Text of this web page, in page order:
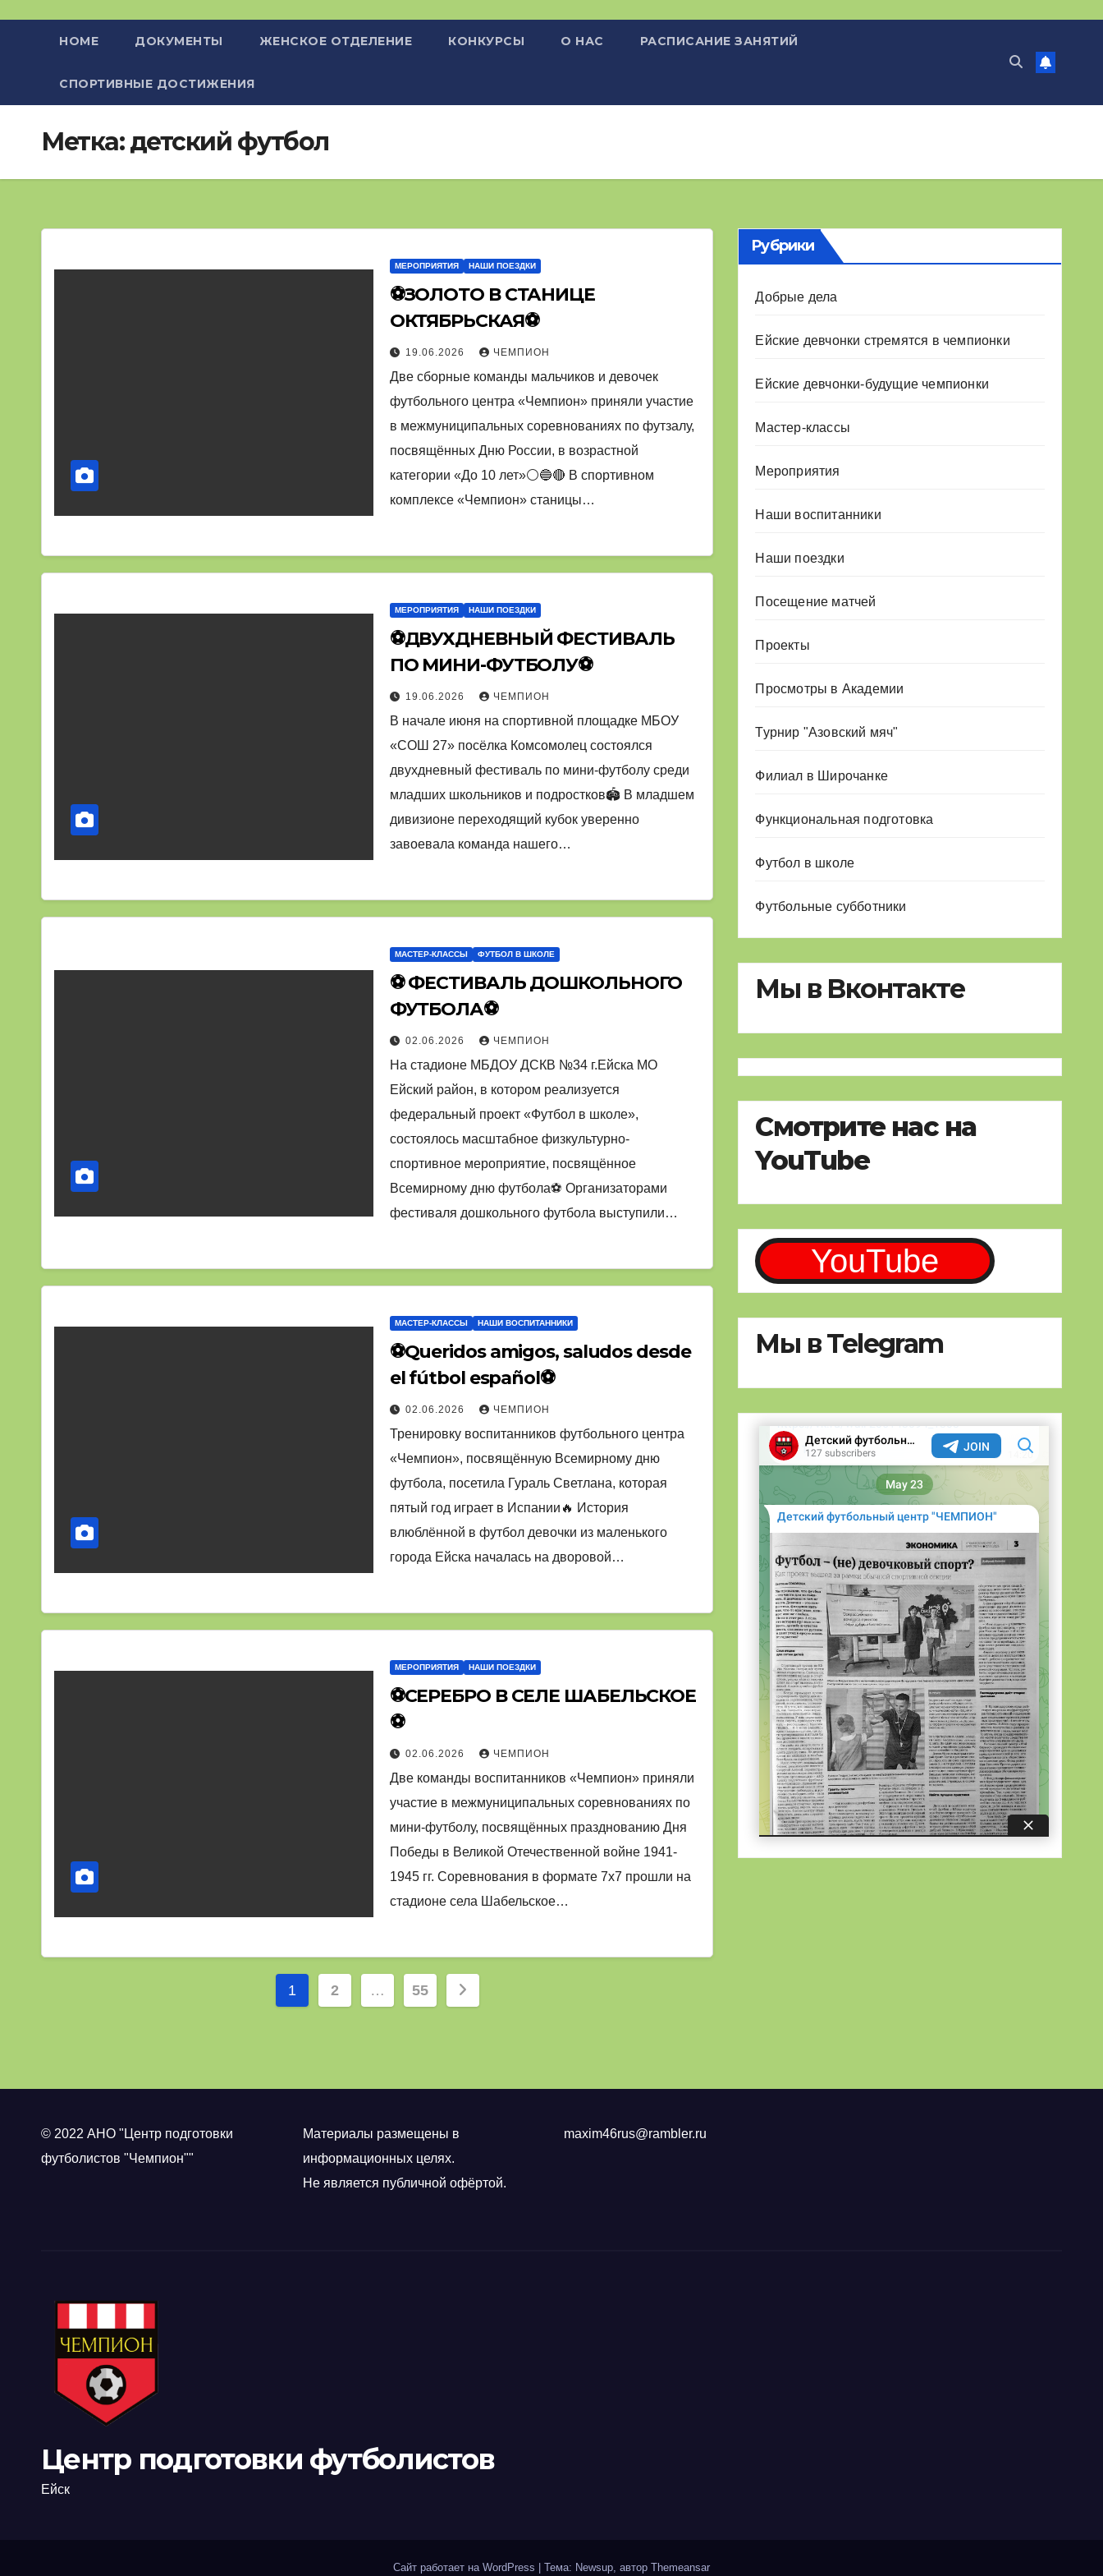
HOME ДОКУМЕНТЫ ЖЕНСКОЕ ОТДЕЛЕНИЕ КОНКУРСЫ О НАС РАСПИСАНИЕ ЗАНЯТИЙ
СПОРТИВНЫЕ ДОСТИЖЕНИЯ
Метка:детский футбол
МЕРОПРИЯТИЯ НАШИ ПОЕЗДКИ
⚽ЗОЛОТО В СТАНИЦЕ
ОКТЯБРЬСКАЯ⚽
19.06.2026 ЧЕМПИОН
Две сборные команды мальчиков и девочек
футбольного центра «Чемпион» приняли участие
в межмуниципальных соревнованиях по футзалу,
посвящённых Дню России, в возрастной
категории «До 10 лет»⚪🔵🔴 В спортивном
комплексе «Чемпион» станицы…
МЕРОПРИЯТИЯ НАШИ ПОЕЗДКИ
⚽ДВУХДНЕВНЫЙ ФЕСТИВАЛЬ
ПО МИНИ-ФУТБОЛУ⚽
19.06.2026 ЧЕМПИОН
В начале июня на спортивной площадке МБОУ
«СОШ 27» посёлка Комсомолец состоялся
двухдневный фестиваль по мини-футболу среди
младших школьников и подростков🏟️ В младшем
дивизионе переходящий кубок уверенно
завоевала команда нашего…
МАСТЕР-КЛАССЫ ФУТБОЛ В ШКОЛЕ
⚽ ФЕСТИВАЛЬ ДОШКОЛЬНОГО
ФУТБОЛА⚽
02.06.2026 ЧЕМПИОН
На стадионе МБДОУ ДСКВ №34 г.Ейска МО
Ейский район, в котором реализуется
федеральный проект «Футбол в школе»,
состоялось масштабное физкультурно-
спортивное мероприятие, посвящённое
Всемирному дню футбола⚽ Организаторами
фестиваля дошкольного футбола выступили…
МАСТЕР-КЛАССЫ НАШИ ВОСПИТАННИКИ
⚽Queridos amigos, saludos desde
el fútbol español⚽
02.06.2026 ЧЕМПИОН
Тренировку воспитанников футбольного центра
«Чемпион», посвящённую Всемирному дню
футбола, посетила Гураль Светлана, которая
пятый год играет в Испании🔥 История
влюблённой в футбол девочки из маленького
города Ейска началась на дворовой…
МЕРОПРИЯТИЯ НАШИ ПОЕЗДКИ
⚽СЕРЕБРО В СЕЛЕ ШАБЕЛЬСКОЕ
⚽
02.06.2026 ЧЕМПИОН
Две команды воспитанников «Чемпион» приняли
участие в межмуниципальных соревнованиях по
мини-футболу, посвящённых празднованию Дня
Победы в Великой Отечественной войне 1941-
1945 гг. Соревнования в формате 7х7 прошли на
стадионе села Шабельское…
Пагинация
1 2 … 55
Рубрики
Добрые дела
Ейские девчонки стремятся в чемпионки
Ейские девчонки-будущие чемпионки
Мастер-классы
Мероприятия
Наши воспитанники
Наши поездки
Посещение матчей
Проекты
Просмотры в Академии
Турнир "Азовский мяч"
Филиал в Широчанке
Функциональная подготовка
Футбол в школе
Футбольные субботники
Мы в Вконтакте
Смотрите нас на
YouTube
YouTube
Мы в Telegram
© 2022 АНО "Центр подготовки
футболистов "Чемпион""
Материалы размещены в
информационных целях.
Не является публичной офёртой.
maxim46rus@rambler.ru
Центр подготовки футболистов
Ейск
Сайт работает на WordPress Тема: Newsup, автор Themeansar